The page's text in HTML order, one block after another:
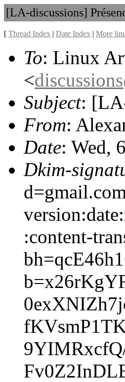
[LA-discussions]
[ Thread Index | Date Index | More
To: Linux
<
Subject:
From:
Date: Wed,
Dkim-
:content-